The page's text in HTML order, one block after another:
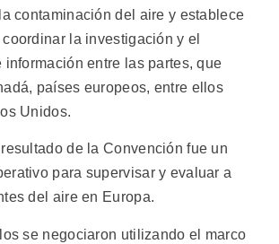
contaminación del aire y establece
la investigación y el
información entre las partes, que
países europeos, entre ellos
Unidos.
de la Convención fue un
para supervisar y evaluar a
del aire en Europa.
se negociaron utilizando el marco